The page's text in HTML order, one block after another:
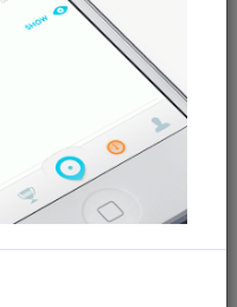
تا پردازنده Intel ® Core ™ i7-13620H
عملکرد و 4